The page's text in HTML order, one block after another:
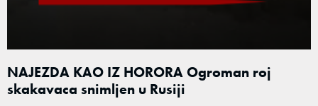
NAJEZDA KAO IZ HORORA Ogroman roj
skakavaca snimljen u Rusiji